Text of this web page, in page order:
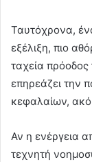
Ταυτόχρονα,
εξέλιξη, πιο
ταχεία
επηρεάζει την
κεφαλαίων,
Αν η ενέργεια
τεχνητή